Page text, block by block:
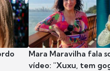
Mara Maravilha fala
vídeo: "Xuxu, tem